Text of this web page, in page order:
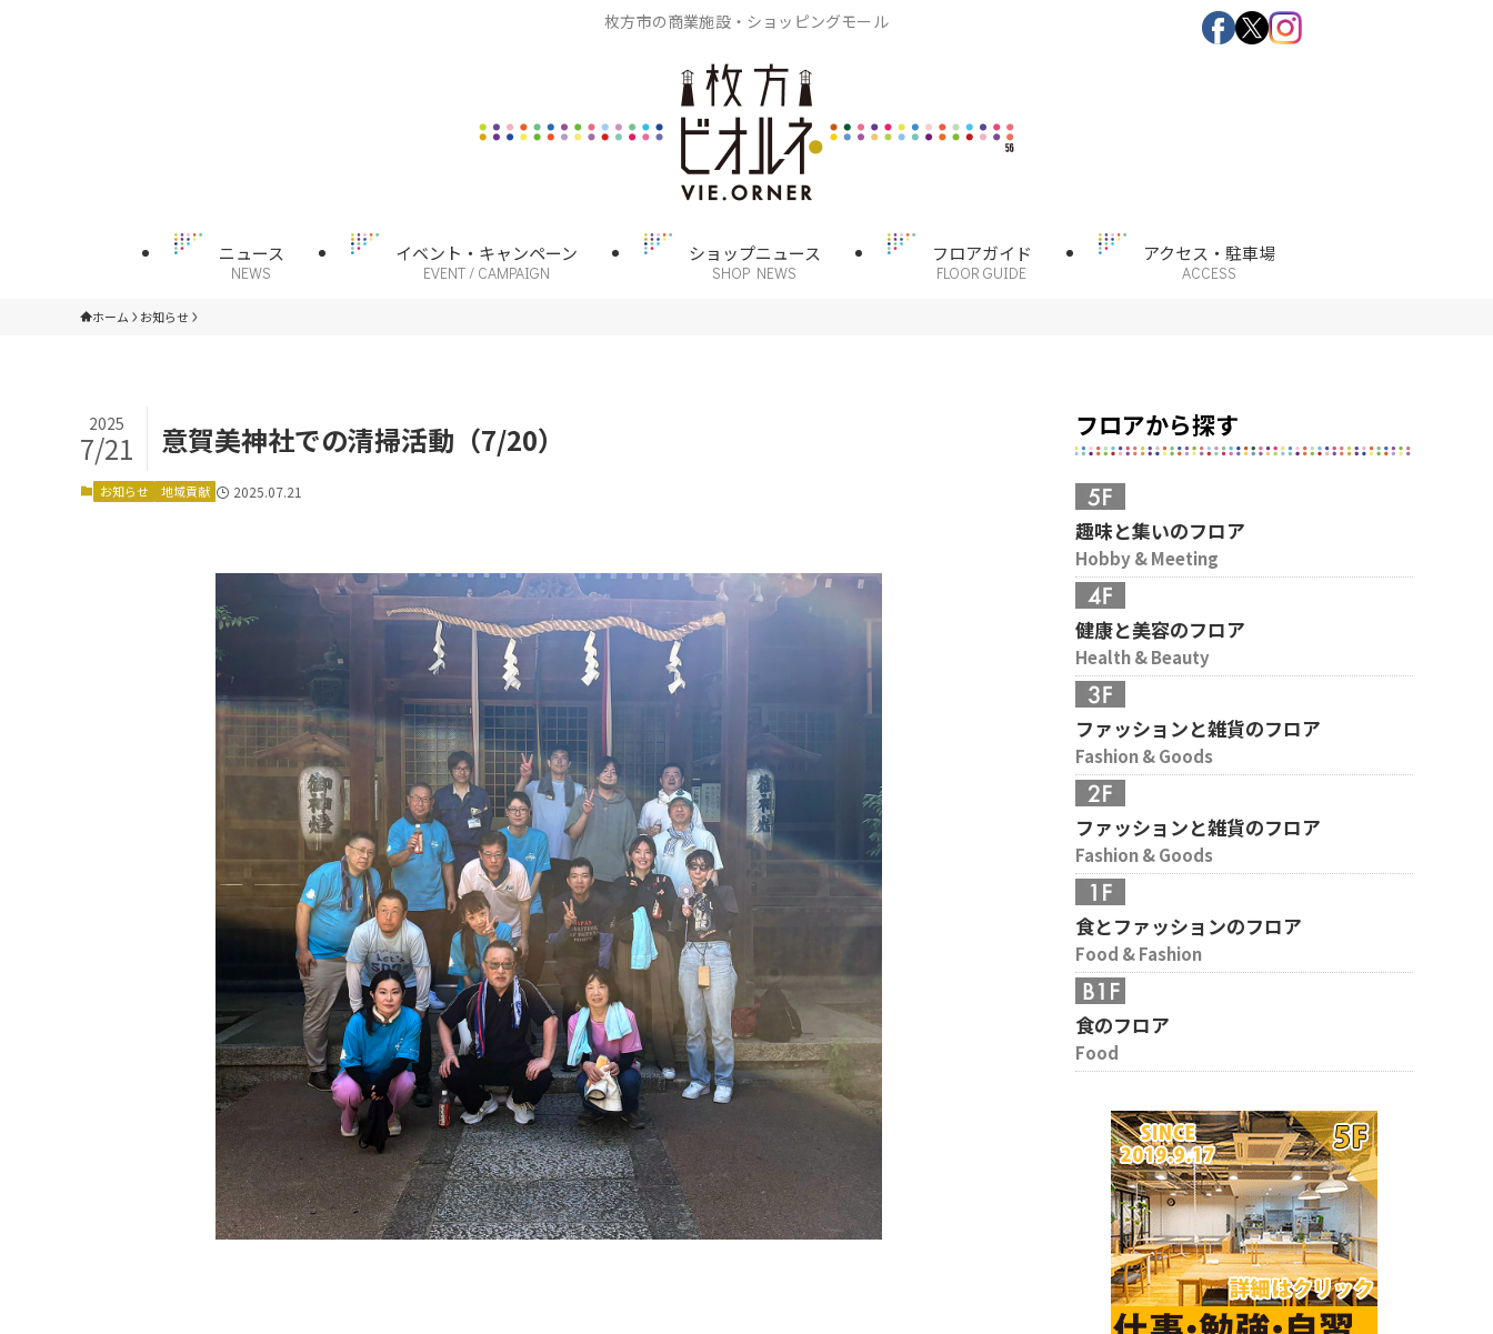
枚方市の商業施設・ショッピングモール
ニュース
NEWS
イベント・キャンペーン
EVENT / CAMPAIGN
ショップニュース
SHOP NEWS
フロアガイド
FLOOR GUIDE
アクセス・駐車場
ACCESS
ホーム お知らせ
意賀美神社での清掃活動（7/20）
2025
7/21
お知らせ 地域貢献 2025.07.21
フロアから探す
趣味と集いのフロア
Hobby & Meeting
健康と美容のフロア
Health & Beauty
ファッションと雑貨のフロア
Fashion & Goods
ファッションと雑貨のフロア
Fashion & Goods
食とファッションのフロア
Food & Fashion
食のフロア
Food